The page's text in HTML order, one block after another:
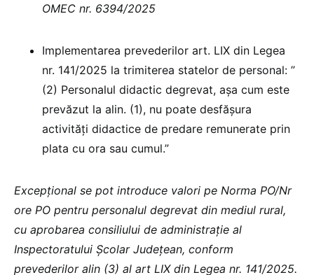
OMEC nr. 6394/2025
Implementarea prevederilor art. LIX din Legea
nr. 141/2025 la trimiterea statelor de personal: ”
(2) Personalul didactic degrevat, aşa cum este
prevăzut la alin. (1), nu poate desfăşura
activităţi didactice de predare remunerate prin
plata cu ora sau cumul.”
Excepțional se pot introduce valori pe Norma PO/Nr
ore PO pentru personalul degrevat din mediul rural,
cu aprobarea consiliului de administrație al
Inspectoratului Școlar Județean, conform
prevederilor alin (3) al art LIX din Legea nr. 141/2025.